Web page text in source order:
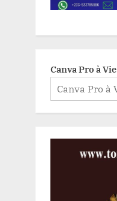
Canva Pro à Vie